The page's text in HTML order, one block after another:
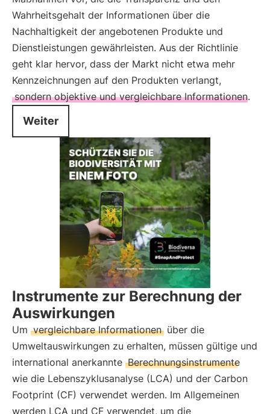
Wahrheitsgehalt der Informationen über die
Nachhaltigkeit der angebotenen Produkte und
Dienstleistungen gewährleisten. Aus der Richtlinie
geht klar hervor, dass der Markt nicht etwa mehr
Kennzeichnungen auf den Produkten verlangt,
sondern objektive und vergleichbare Informationen.
Weiter
Instrumente zur Berechnung der
Auswirkungen
Um vergleichbare Informationen über die
Umweltauswirkungen zu erhalten, müssen gültige und
international anerkannte Berechnungsinstrumente
wie die Lebenszyklusanalyse (LCA) und der Carbon
Footprint (CF) verwendet werden. Im Allgemeinen
werden LCA und CF verwendet, um die